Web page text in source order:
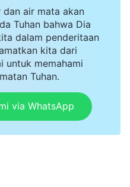
tempatnya
merah yang sangat
dan ia adalah
orang-orang di
mereka
ini
"Apakah Pekerjaan
dan air mata akan
Tuhan bahwa Dia
dalam penderitaan
kita dari
untuk memahami
Tuhan.
via WhatsApp